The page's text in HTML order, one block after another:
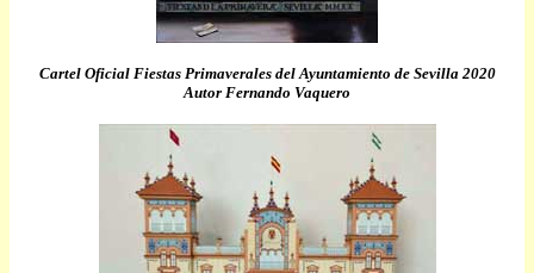
Cartel Oficial Fiestas Primaverales del Ayuntamiento de Sevilla 2020
Autor Fernando Vaquero